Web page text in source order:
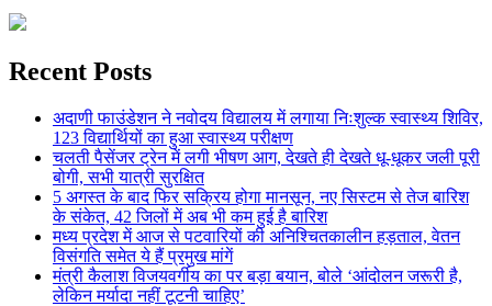
Recent Posts
अदाणी फाउंडेशन ने नवोदय विद्यालय में लगाया निःशुल्क स्वास्थ्य शिविर,
123 विद्यार्थियों का हुआ स्वास्थ्य परीक्षण
चलती पैसेंजर ट्रेन में लगी भीषण आग, देखते ही देखते धू-धूकर जली पूरी
बोगी, सभी यात्री सुरक्षित
5 अगस्त के बाद फिर सक्रिय होगा मानसून, नए सिस्टम से तेज बारिश
के संकेत, 42 जिलों में अब भी कम हुई है बारिश
मध्य प्रदेश में आज से पटवारियों की अनिश्चितकालीन हड़ताल, वेतन
विसंगति समेत ये हैं प्रमुख मांगें
मंत्री कैलाश विजयवर्गीय का पर बड़ा बयान, बोले ‘आंदोलन जरूरी है,
लेकिन मर्यादा नहीं टूटनी चाहिए’